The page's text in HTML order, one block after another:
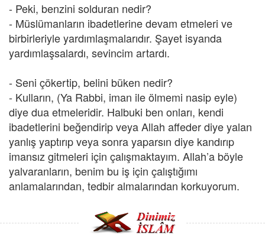
- Peki, benzini solduran nedir?
- Müslümanların ibadetlerine devam etmeleri ve
birbirleriyle yardımlaşmalarıdır. Şayet isyanda
yardımlaşsalardı, sevincim artardı.
- Seni çökertip, belini büken nedir?
- Kulların, (Ya Rabbi, iman ile ölmemi nasip eyle)
diye dua etmeleridir. Halbuki ben onları, kendi
ibadetlerini beğendirip veya Allah affeder diye yalan
yanlış yaptırıp veya sonra yaparsın diye kandırıp
imansız gitmeleri için çalışmaktayım. Allah’a böyle
yalvaranların, benim bu iş için çalıştığımı
anlamalarından, tedbir almalarından korkuyorum.